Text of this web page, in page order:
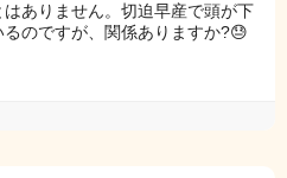
ありません。切迫早産で頭が下
のですが、関係ありますか?😓